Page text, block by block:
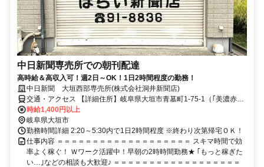
中日新聞専売所での朝刊配達
高時給＆高収入可！週2日～OK！1日2時間程度の勤務！
中日新聞 大垣西部専売所(株式会社洞井新聞店)
交通・アクセス 【詳細住所】岐阜県大垣市青墓町1-75-1（｢美濃赤坂
駅｣より車で5分※車通勤可）
時給1,400円以上
岐阜県大垣市
勤務時間詳細 2:20～5:30内で1日2時間程度 ※終わり次第帰宅ＯＫ！
仕事内容 ＝＝＝＝＝＝＝＝＝＝＝＝＝＝＝＝＝＝＝ スキマ時間で効
率よく稼ぐ！ Ｗワーク活躍中！早朝の2時時間勤務★ ｢もっと稼ぎた
い…｣などの相談も大歓迎♪ ＝＝＝＝＝＝＝＝＝＝＝＝＝＝＝＝＝＝